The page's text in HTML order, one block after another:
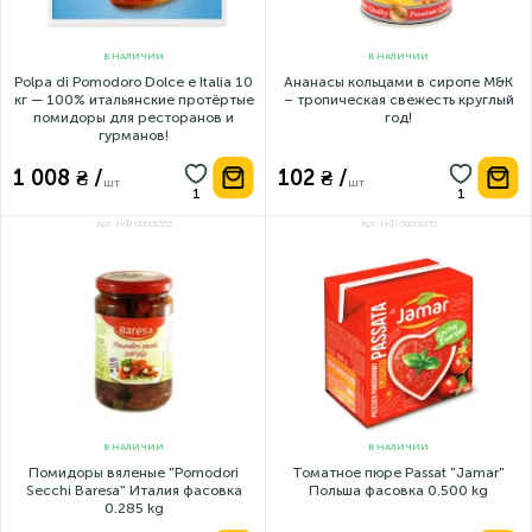
преміальних томатних продуктів для B2C та HoReCa!
Швидка доставка по всій Україні – свіжість та якість під ключ!
магазинів.
Vittoria Polpa – насичений смак Італії. Без добавок. Без
компромісів. Лише томати. Лише преміум. ✨
В НАЛИЧИИ
Polpa di Pomodoro Dolce e Italia 10
кг — 100% итальянские протёртые
помидоры для ресторанов и
гурманов!
1 008 ₴ /шт
В НАЛИЧИИ
Ананасы кольцами в сиропе M&K
– тропическая свежесть круглый
год!
102 ₴ /шт
Арт: НФ-00001355
В НАЛИЧИИ
Помидоры вяленые "Pomodori
Secchi Baresa" Италия фасовка
0.285 kg
Арт: НФ-00001070
В НАЛИЧИИ
Томатное пюре Passat "Jamar"
Польша фасовка 0.500 kg